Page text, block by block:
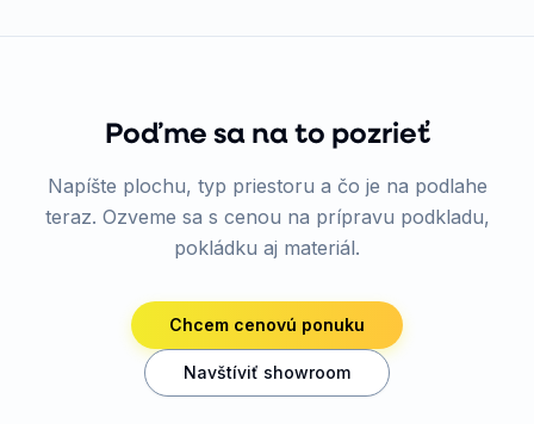
Poďme sa na to pozrieť
Napíšte plochu, typ priestoru a čo je na podlahe
teraz. Ozveme sa s cenou na prípravu podkladu,
pokládku aj materiál.
Chcem cenovú ponuku
Navštíviť showroom